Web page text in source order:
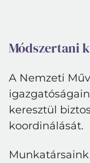
Módszertani
A Nemzeti
keresztül
koordinálását.